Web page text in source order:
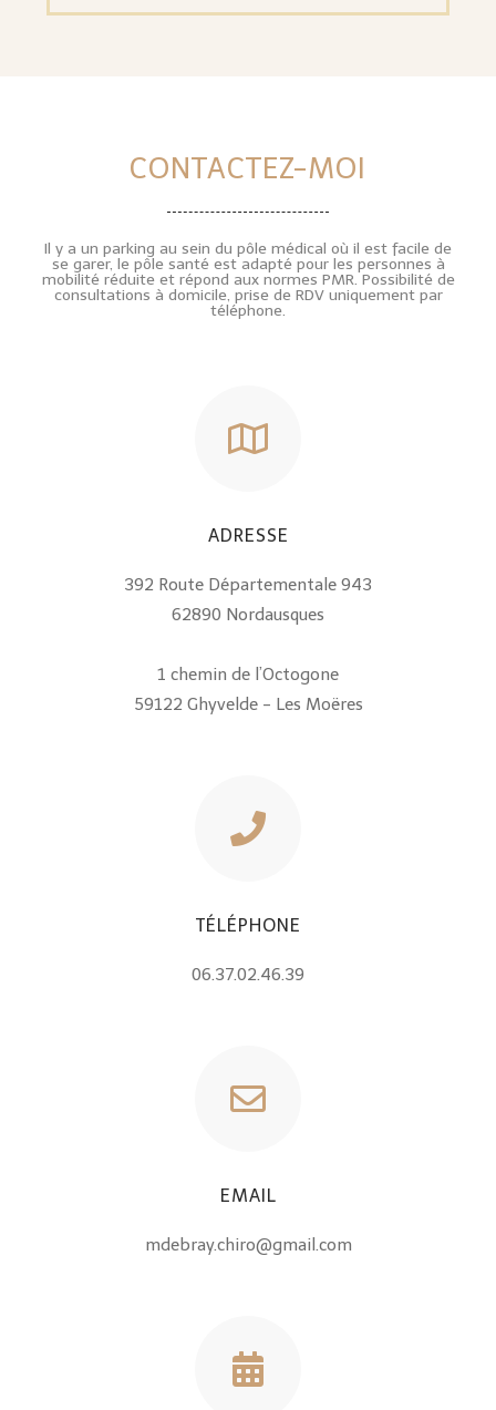
CONTACTEZ-MOI
Il y a un parking au sein du pôle médical où il est facile de
se garer, le pôle santé est adapté pour les personnes à
mobilité réduite et répond aux normes PMR. Possibilité de
consultations à domicile, prise de RDV uniquement par
téléphone.
ADRESSE
392 Route Départementale 943
62890 Nordausques
1 chemin de l’Octogone
59122 Ghyvelde - Les Moëres
TÉLÉPHONE
06.37.02.46.39
EMAIL
mdebray.chiro@gmail.com